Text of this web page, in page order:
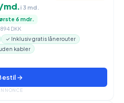
md.i 3 md.
6 mdr.
DKK
✓ Inklusiv gratis lånerouter
kabler
→